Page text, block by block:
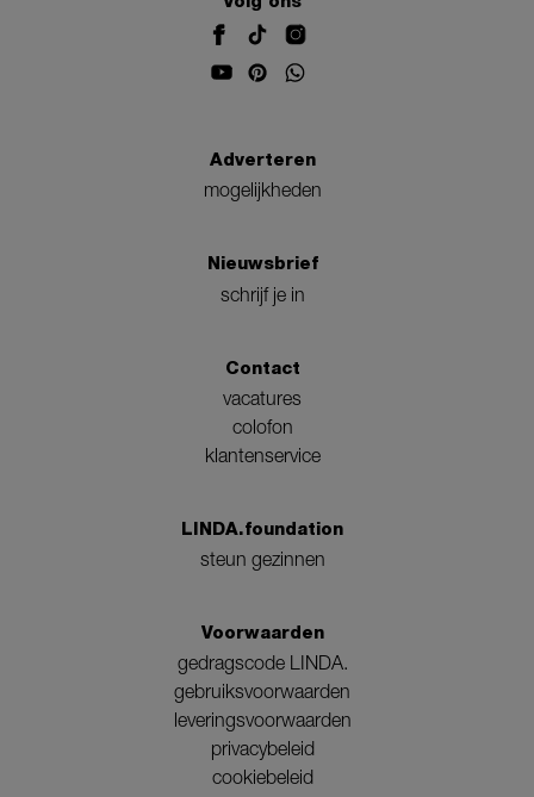
Adverteren
mogelijkheden
Nieuwsbrief
schrijf je in
Contact
vacatures
colofon
klantenservice
LINDA.foundation
steun gezinnen
Voorwaarden
gedragscode LINDA.
gebruiksvoorwaarden
leveringsvoorwaarden
privacybeleid
cookiebeleid